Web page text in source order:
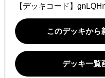
【デッキコード】
このデッキから
デッキ一覧